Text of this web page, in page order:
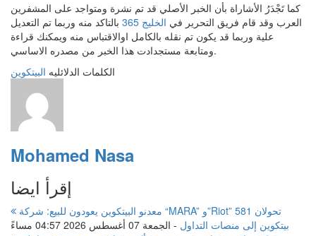
كما تَجْدَرُ الأشاراة بأن الخبر الأصلي قد تم نشرة ومتواجد على المشفرين
العرب وقد قام فريق التحرير في الخليج 365
بالتاكد منه وربما تم التعديل
علية وربما قد يكون تم نقله بالكامل اوالاقتباس منه ويمكنك قراءة
ومتابعة مستجدادت هذا الخبر من مصدره الاساسي.
الكلمات الدلائليه البيتكوين
Mohamed Nasa
إقرأ ايضا
بيتكوين إلى منصات التداول - الجمعة 07 أغسطس 2026 04:57 مساءً